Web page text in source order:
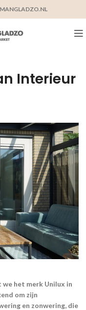
Interieur
het merk Unilux in
om zijn
en zonwering, die